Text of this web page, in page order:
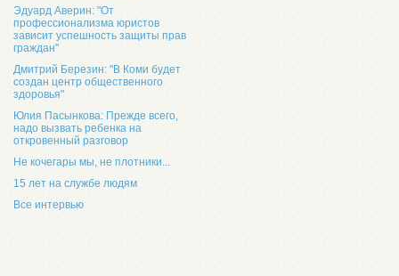
Эдуард Аверин: "От
профессионализма юристов
зависит успешность защиты прав
граждан"
Дмитрий Березин: "В Коми будет
создан центр общественного
здоровья"
Юлия Пасынкова: Прежде всего,
надо вызвать ребенка на
откровенный разговор
Не кочегары мы, не плотники...
15 лет на службе людям
Все интервью